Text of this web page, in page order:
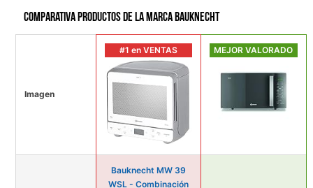
Comparativa productos de la marca Bauknecht
Imagen
#1 en VENTAS MEJOR VALORADO
Bauknecht MW 39
WSL - Combinación